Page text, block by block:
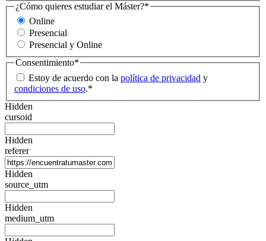
¿Cómo quieres estudiar el Máster?*
Online
Presencial
Presencial y Online
Consentimiento*
Estoy de acuerdo con la política de privacidad y
condiciones de uso.*
Hidden
cursoid
Hidden
referer
Hidden
source_utm
Hidden
medium_utm